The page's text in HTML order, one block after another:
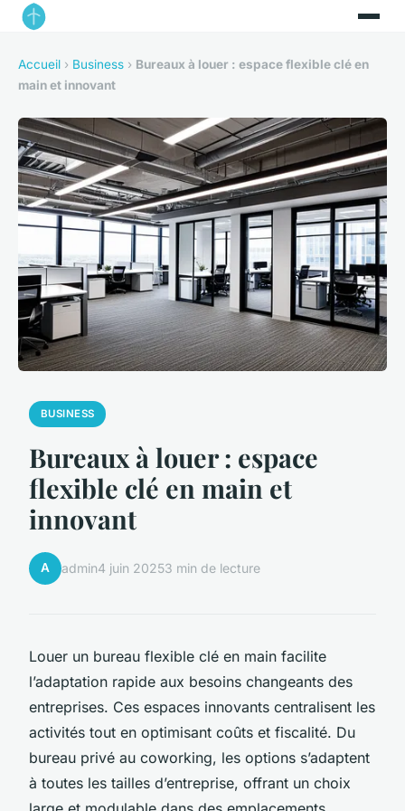
Accueil › Business › Bureaux à louer : espace flexible clé en
main et innovant
BUSINESS
Bureaux à louer : espace
flexible clé en main et
innovant
A admin4 juin 20253 min de lecture
Louer un bureau flexible clé en main facilite
l’adaptation rapide aux besoins changeants des
entreprises. Ces espaces innovants centralisent les
activités tout en optimisant coûts et fiscalité. Du
bureau privé au coworking, les options s’adaptent
à toutes les tailles d’entreprise, offrant un choix